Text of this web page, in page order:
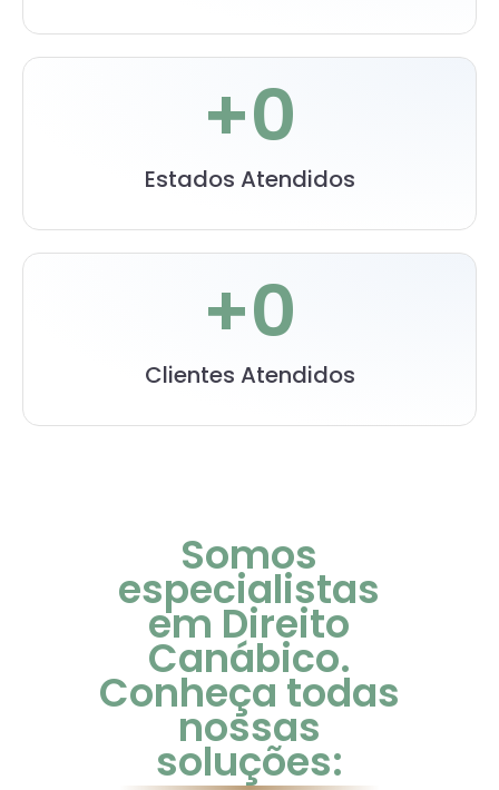
Estados Atendidos
+0
Clientes Atendidos
+0
Somos
especialistas
em Direito
Canábico.
Conheça todas
nossas
soluções: